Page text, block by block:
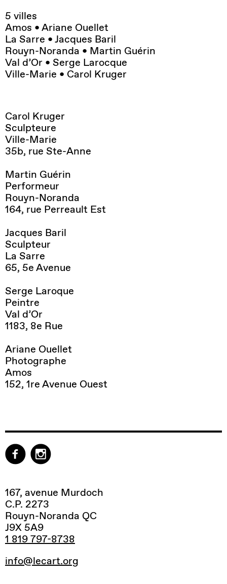
5 villes
Amos • Ariane Ouellet
La Sarre • Jacques Baril
Rouyn-Noranda • Martin Guérin
Val d’Or • Serge Larocque
Ville-Marie • Carol Kruger
Carol Kruger
Sculpteure
Ville-Marie
35b, rue Ste-Anne
Martin Guérin
Performeur
Rouyn-Noranda
164, rue Perreault Est
Jacques Baril
Sculpteur
La Sarre
65, 5e Avenue
Serge Laroque
Peintre
Val d’Or
1183, 8e Rue
Ariane Ouellet
Photographe
Amos
152, 1re Avenue Ouest
167, avenue Murdoch
C.P. 2273
Rouyn-Noranda QC
J9X 5A9
1 819 797-8738
info@lecart.org